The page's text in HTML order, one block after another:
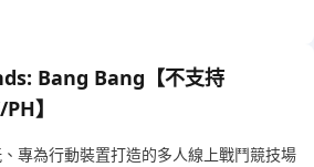
Bang Bang【不支持
】
專為行動裝置打造的多人線上戰鬥競技場